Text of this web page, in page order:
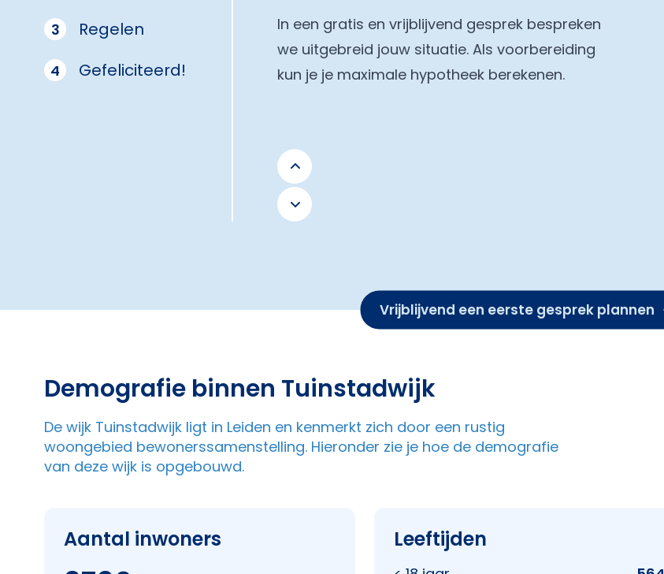
3 Regelen
4 Gefeliciteerd!
In een gratis en vrijblijvend gesprek bespreken
we uitgebreid jouw situatie. Als voorbereiding
kun je je maximale hypotheek berekenen.
Vrijblijvend een eerste gesprek plannen
Demografie binnen Tuinstadwijk
De wijk Tuinstadwijk ligt in Leiden en kenmerkt zich door een rustig
woongebied bewonerssamenstelling. Hieronder zie je hoe de demografie
van deze wijk is opgebouwd.
Aantal inwoners Leeftijden